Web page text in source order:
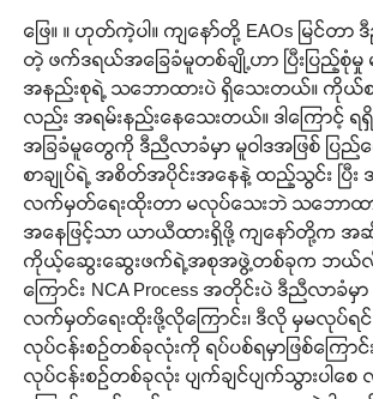
ဖြေ။ ။ ဟုတ်ကဲ့ပါ။ ကျနော်တို့ EAOs မြင်တ
တဲ့ ဖက်ဒရယ်အခြေခံမူတစ်ချို့ဟာ ပြီးပြည့်စုံမှု
အနည်းစုရဲ့ သဘောထားပဲ ရှိသေးတယ်။ ကိုယ်စ
လည်း အရမ်းနည်းနေသေးတယ်။ ဒါကြောင့်
အခြခံမူတွေကို ဒီညီလာခံမှာ မူဝါဒအဖြစ် ပြ
စာချုပ်ရဲ့ အစိတ်အပိုင်းအနေနဲ့ ထည့်သွင်း ပြီး
လက်မှတ်ရေးထိုးတာ မလုပ်သေးဘဲ သဘောထာ
အနေဖြင့်သာ ယာယီထားရှိဖို့ ကျနော်တို့က အ
ကိုယ့်ဆွေးဆွေးဖက်ရဲ့အစုအဖွဲ့တစ်ခုက ဘယ်
ကြောင်း NCA Process အတိုင်းပဲ ဒီညီလာခံမှ
လက်မှတ်ရေးထိုးဖို့လိုကြောင်း၊ ဒီလို မှမလုပ်ရင် င
လုပ်ငန်းစဉ်တစ်ခုလုံးကို ရပ်ပစ်ရမှာဖြစ်ကြောင်း၊
လုပ်ငန်းစဉ်တစ်ခုလုံး ပျက်ချင်ပျက်သွားပါစ